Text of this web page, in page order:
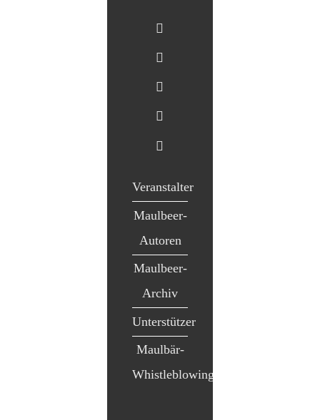
Veranstalter
Maulbeer-
Autoren
Maulbeer-
Archiv
Unterstützer
Maulbär-
Whistleblowing